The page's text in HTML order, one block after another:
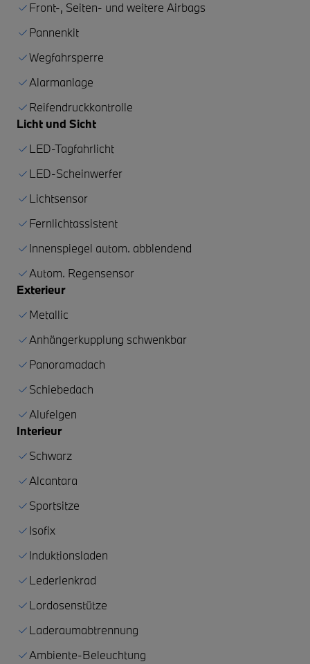
Front-, Seiten- und weitere Airbags
Pannenkit
Wegfahrsperre
Alarmanlage
Reifendruckkontrolle
Licht und Sicht
LED-Tagfahrlicht
LED-Scheinwerfer
Lichtsensor
Fernlichtassistent
Innenspiegel autom. abblendend
Autom. Regensensor
Exterieur
Metallic
Anhängerkupplung schwenkbar
Panoramadach
Schiebedach
Alufelgen
Interieur
Schwarz
Alcantara
Sportsitze
Isofix
Induktionsladen
Lederlenkrad
Lordosenstütze
Laderaumabtrennung
Ambiente-Beleuchtung